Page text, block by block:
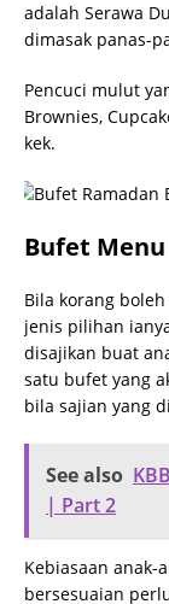
adalah Serawa
dimasak panas-
Pencuci mulut
Brownies,
kek.
Bufet
Bila korang
jenis pilihan
disajikan buat
satu bufet yang
bila sajian yang
See also
| Part 2
Kebiasaan anak-
bersesuaian